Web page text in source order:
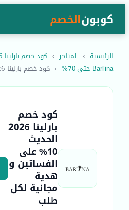
كوبونالخصم
الرئيسية › المتاجر ›
Barllina حتى 70%
› كود خصم بارلينا 2026 الحديث 10%...
كود خصم
بارلينا 2026
الحديث
10% على
الفساتين و
هدية
مجانية لكل
طلب